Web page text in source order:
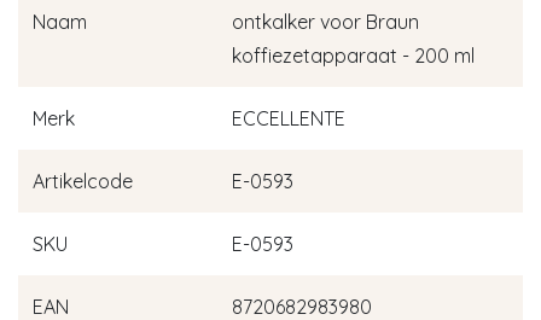
Naam
ontkalker voor Braun
koffiezetapparaat - 200 ml
Merk ECCELLENTE
Artikelcode E-0593
SKU E-0593
EAN 8720682983980